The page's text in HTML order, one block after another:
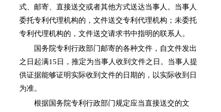
式、邮寄、直接送交或者其他方式送达当事人。当事人
委托专利代理机构的，文件送交专利代理机构；未委托
专利代理机构的，文件送交请求书中指明的联系人。
国务院专利行政部门邮寄的各种文件，自文件发出
之日起满15日，推定为当事人收到文件之日。当事人提
供证据能够证明实际收到文件的日期的，以实际收到日
为准。
根据国务院专利行政部门规定应当直接送交的文